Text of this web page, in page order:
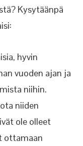
Kysytäänpä
hyvin
vuoden ajan ja
niihin.
niiden
ole olleet
ottamaan